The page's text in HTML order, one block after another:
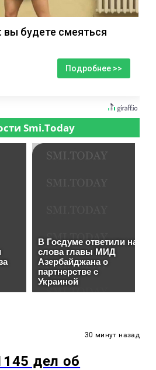
вы будете смеяться
Подробнее >>
30 минут назад
дел об